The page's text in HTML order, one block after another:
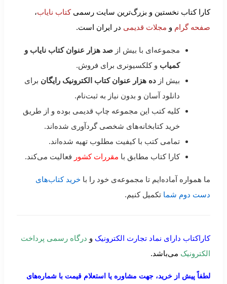
کارا کتاب نخستین و بزرگ‌ترین سایت رسمیکتاب نایاب،
صفحه گرام و مجلات قدیمی در ایران است.
مجموعه‌ای با بیش از صد هزار عنوان کتاب نایاب و
کمیاب و کلکسیونری برای فروش.
بیش از ده هزار عنوان کتاب الکترونیک رایگان برای
دانلود آسان و بدون نیاز به ثبت‌نام.
کلیه کتب این مجموعه چاپ قدیمی بوده و از طریق
خرید کتابخانه‌های شخصی گردآوری شده‌اند.
تمامی کتب با کیفیت مطلوب تهیه شده‌اند.
کارا کتاب مطابق با مقررات کشور فعالیت می‌کند.
ما همواره آماده‌ایم تا مجموعه‌ی خود را با خرید کتاب‌های
دست دوم شما تکمیل کنیم.
کاراکتاب دارای نماد تجارت الکترونیک و درگاه رسمی پرداخت
الکترونیک می‌باشد.
لطفاً پیش از خرید، جهت مشاوره یا استعلام قیمت با شماره‌های